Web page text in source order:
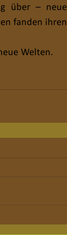
über – neue
fanden ihren
Welten.